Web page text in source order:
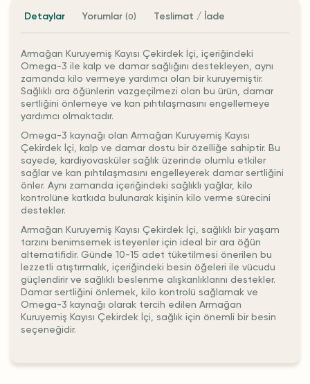
Detaylar Yorumlar (0) Teslimat / İade
Armağan Kuruyemiş Kayısı Çekirdek İçi, içeriğindeki
Omega-3 ile kalp ve damar sağlığını destekleyen, aynı
zamanda kilo vermeye yardımcı olan bir kuruyemiştir.
Sağlıklı ara öğünlerin vazgeçilmezi olan bu ürün, damar
sertliğini önlemeye ve kan pıhtılaşmasını engellemeye
yardımcı olmaktadır.
Omega-3 kaynağı olan Armağan Kuruyemiş Kayısı
Çekirdek İçi, kalp ve damar dostu bir özelliğe sahiptir. Bu
sayede, kardiyovasküler sağlık üzerinde olumlu etkiler
sağlar ve kan pıhtılaşmasını engelleyerek damar sertliğini
önler. Aynı zamanda içeriğindeki sağlıklı yağlar, kilo
kontrolüne katkıda bulunarak kişinin kilo verme sürecini
destekler.
Armağan Kuruyemiş Kayısı Çekirdek İçi, sağlıklı bir yaşam
tarzını benimsemek isteyenler için ideal bir ara öğün
alternatifidir. Günde 10-15 adet tüketilmesi önerilen bu
lezzetli atıştırmalık, içeriğindeki besin öğeleri ile vücudu
güçlendirir ve sağlıklı beslenme alışkanlıklarını destekler.
Damar sertliğini önlemek, kilo kontrolü sağlamak ve
Omega-3 kaynağı olarak tercih edilen Armağan
Kuruyemiş Kayısı Çekirdek İçi, sağlık için önemli bir besin
seçeneğidir.